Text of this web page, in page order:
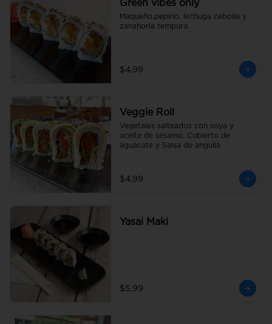
Green vibes only
Maqueño,pepino, lechuga cebolla y
zanahoria tempura.
$4.99
Veggie Roll
Vegetales salteados con soya y
aceite de sésamo. Cubierto de
aguacate y Salsa de anguila
$4.99
Yasai Maki
$5.99